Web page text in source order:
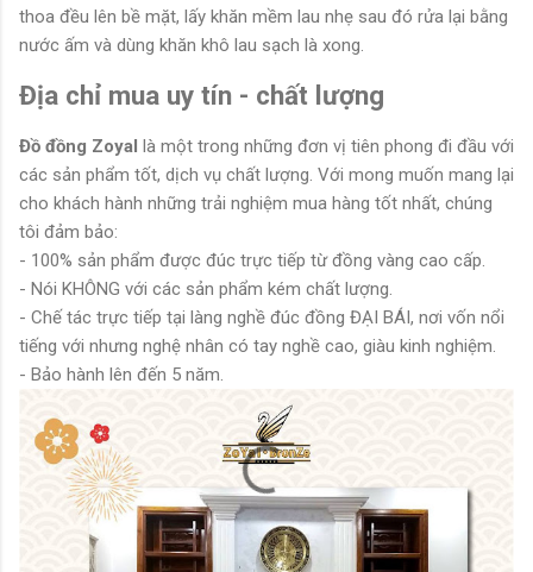
thoa đều lên bề mặt, lấy khăn mềm lau nhẹ sau đó rửa lại bằng
nước ấm và dùng khăn khô lau sạch là xong.
Địa chỉ mua uy tín - chất lượng
Đồ đồng Zoyal là một trong những đơn vị tiên phong đi đầu với
các sản phẩm tốt, dịch vụ chất lượng. Với mong muốn mang lại
cho khách hành những trải nghiệm mua hàng tốt nhất, chúng
tôi đảm bảo:
- 100% sản phẩm được đúc trực tiếp từ đồng vàng cao cấp.
- Nói KHÔNG với các sản phẩm kém chất lượng.
- Chế tác trực tiếp tại làng nghề đúc đồng ĐẠI BÁI, nơi vốn nổi
tiếng với nhưng nghệ nhân có tay nghề cao, giàu kinh nghiệm.
- Bảo hành lên đến 5 năm.